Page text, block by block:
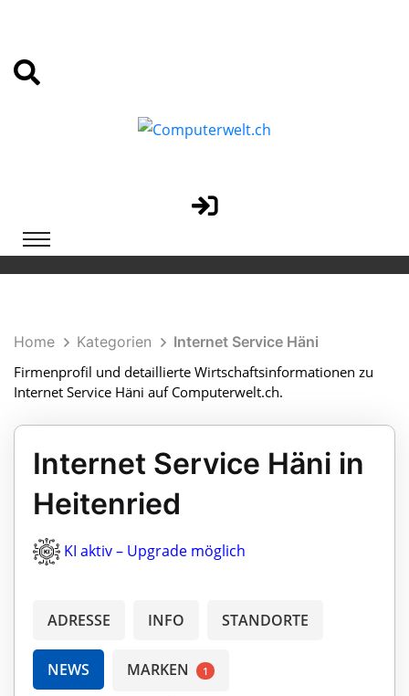
Home Kategorien
Internet Service Häni
Firmenprofil und detaillierte Wirtschaftsinformationen zu
Internet Service Häni auf Computerwelt.ch.
Internet Service Häni in
Heitenried
KI aktiv – Upgrade möglich
ADRESSE INFO STANDORTE
NEWS MARKEN 1